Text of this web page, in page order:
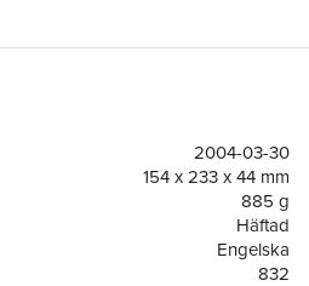
2004-03-30
154 x 233 x 44 mm
885 g
Häftad
Engelska
832